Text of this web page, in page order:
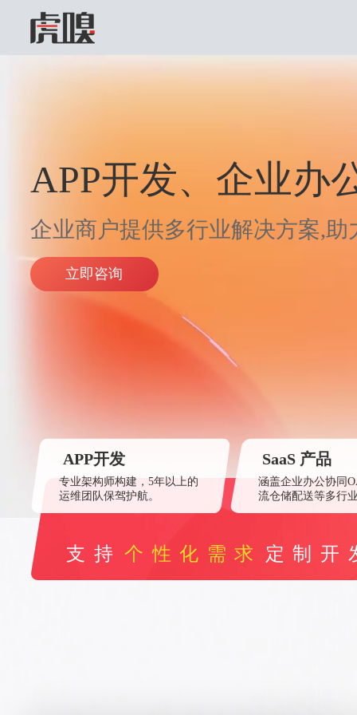
APP开发、企业办
企业商户提供多行业解决方案,
立即咨询
APP开发、企业办
企业商户提供多行业解决方案,
立即咨询
APP开发、企业办
企业商户提供多行业解决方案,
立即咨询
APP开发
专业架构师构建，5年以上的
运维团队保驾护航。
SaaS 产品
涵盖企业办公协同
流仓储配送等多行
支持 个性化需求 定制开